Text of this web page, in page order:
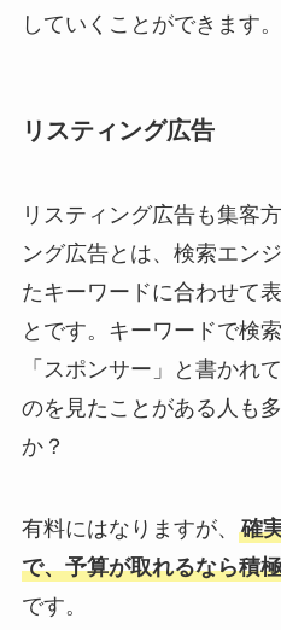
していくことができます。
リスティング広告
リスティング広告も集客
ング広告とは、検索エン
たキーワードに合わせて
とです。キーワードで検
「スポンサー」と書かれ
のを見たことがある人も
か？
有料にはなりますが、 確
で、予算が取れるなら積
です。